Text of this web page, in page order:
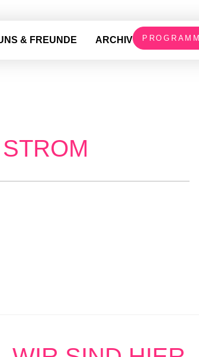
& FREUNDE ARCHIV PROGRAMM